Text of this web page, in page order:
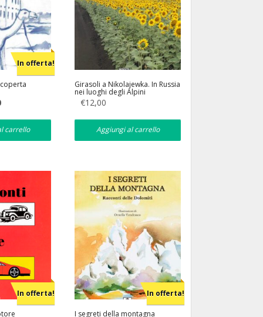
In offerta!
Il
attuale
è:carrello
Girasoli a Nikolajewka. In Russia
nei luoghi degli Alpini
€12,00
Aggiungi al carrello
In offerta! In offerta!
I segreti della montagna